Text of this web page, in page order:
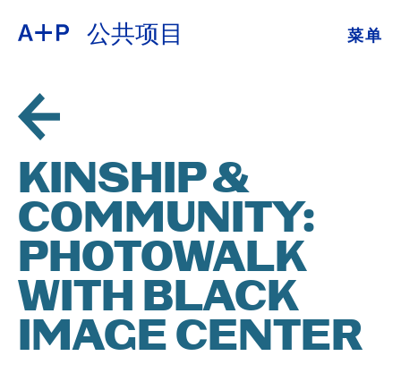
公共项目 菜单
教育
培养青年
展览
公共项目
档案
捐
ESPAÑOL
普通话
日本語
KINSHIP &
COMMUNITY:
PHOTOWALK
WITH BLACK
IMAGE CENTER